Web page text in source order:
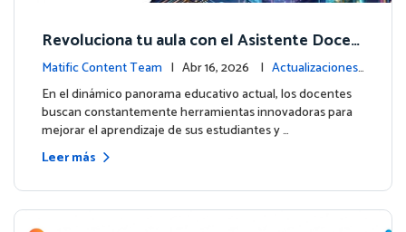
Revoluciona tu aula con el Asistente Docen
te impulsado por IA de Matific
Matific Content Team | Abr 16, 2026 | Actualizaciones
de la plataforma
En el dinámico panorama educativo actual, los docentes
buscan constantemente herramientas innovadoras para
mejorar el aprendizaje de sus estudiantes y …
Leer más